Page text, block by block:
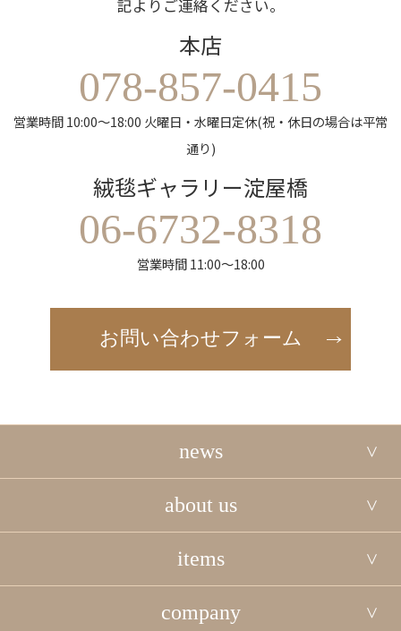
記よりご連絡ください。
本店
078-857-0415
営業時間 10:00～18:00 火曜日・水曜日定休(祝・休日の場合は平常
通り)
絨毯ギャラリー淀屋橋
06-6732-8318
営業時間 11:00～18:00
お問い合わせフォーム
news
about us
items
company